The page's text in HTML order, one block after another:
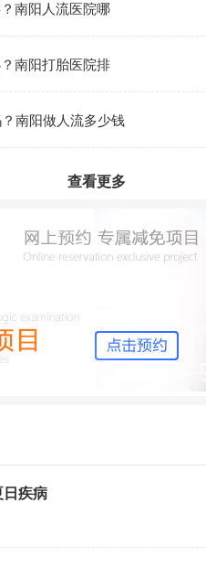
南阳人流医院哪
南阳打胎医院排
南阳做人流多少钱
查看更多
日疾病